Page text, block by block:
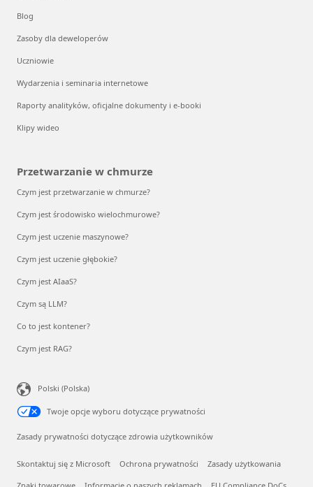
Blog
Zasoby dla deweloperów
Uczniowie
Wydarzenia i seminaria internetowe
Raporty analityków, oficjalne dokumenty i e-booki
Klipy wideo
Przetwarzanie w chmurze
Czym jest przetwarzanie w chmurze?
Czym jest środowisko wielochmurowe?
Czym jest uczenie maszynowe?
Czym jest uczenie głębokie?
Czym jest AIaaS?
Czym są LLM?
Co to jest kontener?
Czym jest RAG?
Polski (Polska)
Twoje opcje wyboru dotyczące prywatności
Zasady prywatności dotyczące zdrowia użytkowników
Skontaktuj się z Microsoft Ochrona prywatności Zasady użytkowania